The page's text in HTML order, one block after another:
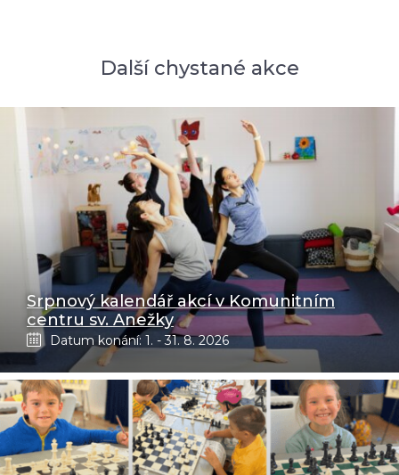
Další chystané akce
Srpnový kalendář akcí v Komunitním
centru sv. Anežky
Datum konání: 1. - 31. 8. 2026